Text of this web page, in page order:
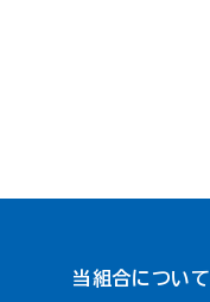
当組合について